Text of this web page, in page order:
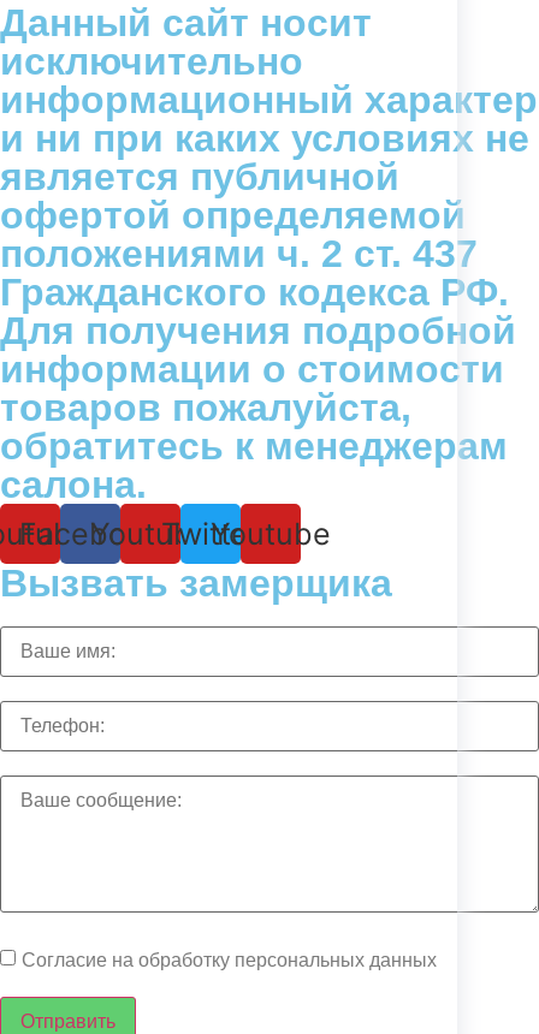
Данный сайт носит
исключительно
информационный характер
и ни при каких условиях не
является публичной
офертой определяемой
положениями ч. 2 ст. 437
Гражданского кодекса РФ.
Для получения подробной
информации о стоимости
товаров пожалуйста,
обратитесь к менеджерам
салона.
Facebook
YoutubeTwitterYoutube
Вызвать замерщика
Согласие на обработку персональных данных
Отправить